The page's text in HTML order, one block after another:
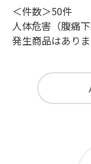
＜件数＞50件
人体危害（腹痛
発生商品はありま